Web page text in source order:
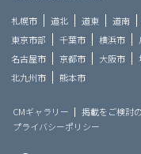
札幌市 道北 道東 道南
東京市部
千葉市 横浜市
名古屋市
京都市 大阪市
北九州市
熊本市
CMギャラリー 掲載をご検討
プライバシーポリシー